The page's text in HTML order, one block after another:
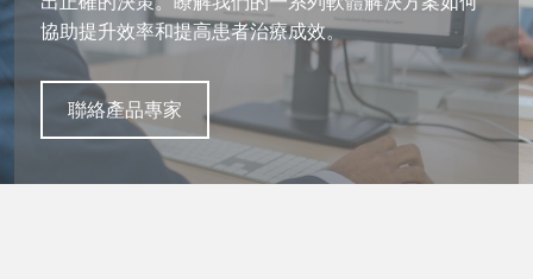
協助提升效率和提高患者治療成效。
聯絡產品專家
協助提升效率和提高患者治療成效。
聯絡產品專家
協助提升效率和提高患者治療成效。
聯絡產品專家